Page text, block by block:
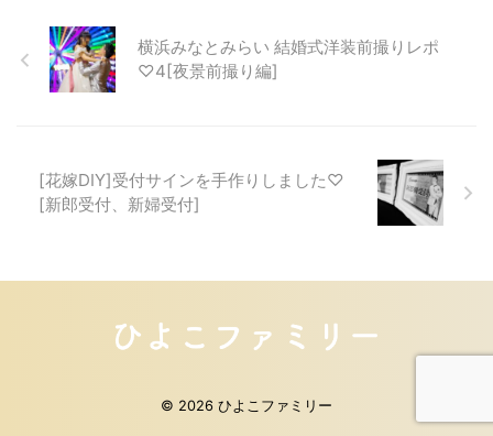
横浜みなとみらい 結婚式洋装前撮りレポ
♡4[夜景前撮り編]
[花嫁DIY]受付サインを手作りしました♡
[新郎受付、新婦受付]
© 2026 ひよこファミリー